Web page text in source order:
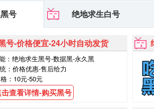
号 绝地求生白号
号-价格便宜-24小时自动发货
：绝地求生黑号-数据黑-永久黑
：价格优惠-售后给力
：10元-50元
击查看详情-购买黑号